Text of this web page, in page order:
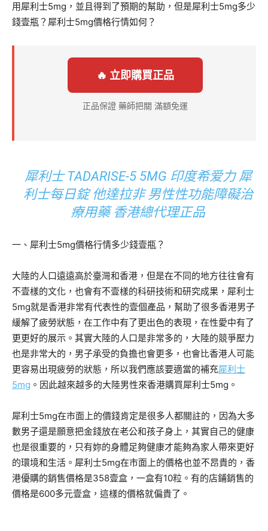
用犀利士5mg，並且得到了預期的幫助，但是犀利士5mg多少
錢壹瓶？犀利士5mg價格行情如何？
🔥 立即購買正品
正品保證 藥師把關 滿額免運
犀利士 TADARISE-5 5MG 印度希爱力 犀
利士每日錠 他達拉非 男性性功能障礙治
療用藥 香港總代理正品
一、犀利士5mg價格行情多少錢壹瓶？
大陸的人口遠遠高於臺灣和香港，但是在不同的地方往往會有
不壹樣的文化，也會有不壹樣的科研技術和研究成果，犀利士
5mg就是香港非常有代表性的壹個產品，幫助了很多香港男子
緩解了疲勞狀態，在工作中有了更出色的表現，在性愛中有了
更更好的展示。其實大陸的人口是非常多的，大陸的競爭壓力
也是非常大的，男子承受的負擔也會更多，也會比香港人可能
更容易出現疲勞的狀態，所以我們應該要適當的補充犀利士
5mg 。因此越來越多的大陸男性來香港購買犀利士5mg。
犀利士5mg在市面上的價錢肯定是很多人都關註的，因為大多
數男子還是願意把金錢放在老公和孩子身上，其實自己的健康
也是很重要的，只有妳的身體足夠健康才能夠為家人帶來更好
的環境和生活。犀利士5mg在市面上的價格也並不昂貴的，香
港優購的銷售價格是358壹盒，一盒有10粒。有的店鋪銷售的
價格是600多元壹盒，這樣的價格就偏貴了。